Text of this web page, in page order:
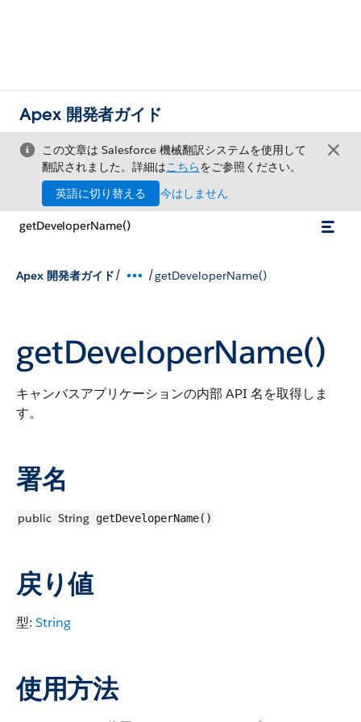
Apex 開発者ガイド
この文章は Salesforce 機械翻訳システムを使用して
翻訳されました。詳細はこちらをご参照ください。
英語に切り替える
今はしません
getDeveloperName()
Apex 開発者ガイド/ /getDeveloperName()
getDeveloperName()
キャンバスアプリケーションの内部 API 名を取得しま
す。
署名
public String getDeveloperName()
戻り値
型: String
使用方法